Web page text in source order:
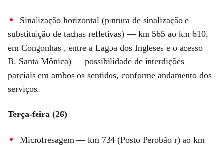
Sinalização horizontal (pintura de sinalização e
substituição de tachas refletivas) — km 565 ao km 610,
em Congonhas , entre a Lagoa dos Ingleses e o acesso
B. Santa Mônica) — possibilidade de interdições
parciais em ambos os sentidos, conforme andamento dos
serviços.
Terça-feira (26)
Microfresagem — km 734 (Posto Perobão r) ao km